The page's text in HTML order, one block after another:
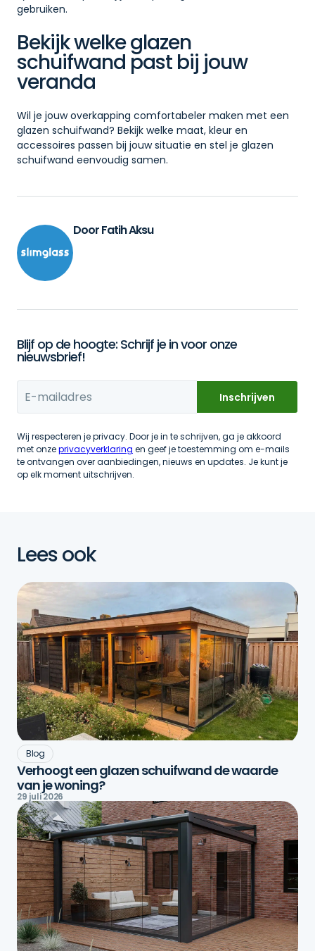
gebruiken.
Bekijk welke glazen
schuifwand past bij jouw
veranda
Wil je jouw overkapping comfortabeler maken met een
glazen schuifwand? Bekijk welke maat, kleur en
accessoires passen bij jouw situatie en stel je glazen
schuifwand eenvoudig samen.
Door Fatih Aksu
Blijf op de hoogte: Schrijf je in voor onze
nieuwsbrief!
Wij respecteren je privacy. Door je in te schrijven, ga je akkoord
met onzeprivacyverklaring en geef je toestemming om e-mails
te ontvangen over aanbiedingen, nieuws en updates. Je kunt je
op elk moment uitschrijven.
Lees ook
Blog
Verhoogt een glazen schuifwand de waarde
van je woning?
29 juli 2026